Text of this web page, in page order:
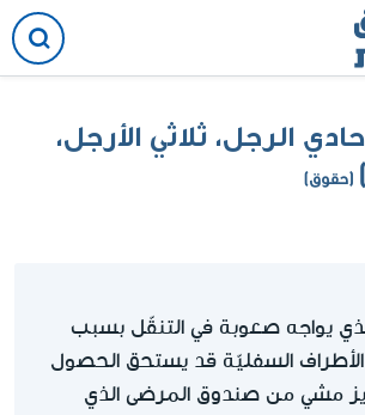
الرجل، ثلاثي الأرجل،
(حقوق)
يواجه صعوبة في التنقّل بسبب
السفليّة قد يستحق الحصول
مشي من صندوق المرضى الذي